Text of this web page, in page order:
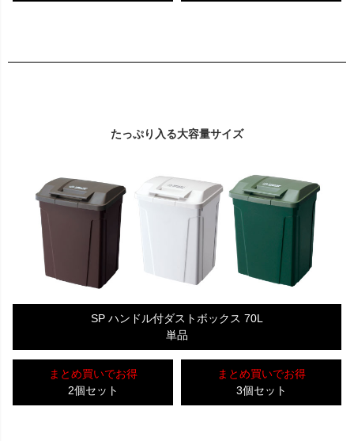
たっぷり入る大容量サイズ
SP ハンドル付ダストボックス 70L
単品
まとめ買いでお得
2個セット
まとめ買いでお得
3個セット